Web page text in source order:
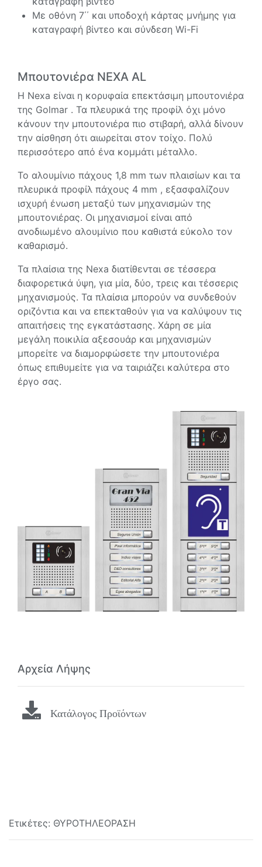
Με οθόνη 7΄΄ και υποδοχή κάρτας μνήμης για
καταγραφή βίντεο και σύνδεση Wi-Fi
Μπουτονιέρα NEXA AL
Η Nexa είναι η κορυφαία επεκτάσιμη μπουτονιέρα
της Golmar . Τα πλευρικά της προφίλ όχι μόνο
κάνουν την μπουτονιέρα πιο στιβαρή, αλλά δίνουν
την αίσθηση ότι αιωρείται στον τοίχο. Πολύ
περισσότερο από ένα κομμάτι μέταλλο.
Το αλουμίνιο πάχους 1,8 mm των πλαισίων και τα
πλευρικά προφίλ πάχους 4 mm , εξασφαλίζουν
ισχυρή ένωση μεταξύ των μηχανισμών της
μπουτονιέρας. Οι μηχανισμοί είναι από
ανοδιωμένο αλουμίνιο που καθιστά εύκολο τον
καθαρισμό.
Τα πλαίσια της Nexa διατίθενται σε τέσσερα
διαφορετικά ύψη, για μία, δύο, τρεις και τέσσερις
μηχανισμούς. Τα πλαίσια μπορούν να συνδεθούν
οριζόντια και να επεκταθούν για να καλύψουν τις
απαιτήσεις της εγκατάστασης. Χάρη σε μία
μεγάλη ποικιλία αξεσουάρ και μηχανισμών
μπορείτε να διαμορφώσετε την μπουτονιέρα
όπως επιθυμείτε για να ταιριάζει καλύτερα στο
έργο σας.
Αρχεία Λήψης
Κατάλογος Προϊόντων
Ετικέτες: ΘΥΡΟΤΗΛΕΟΡΑΣΗ